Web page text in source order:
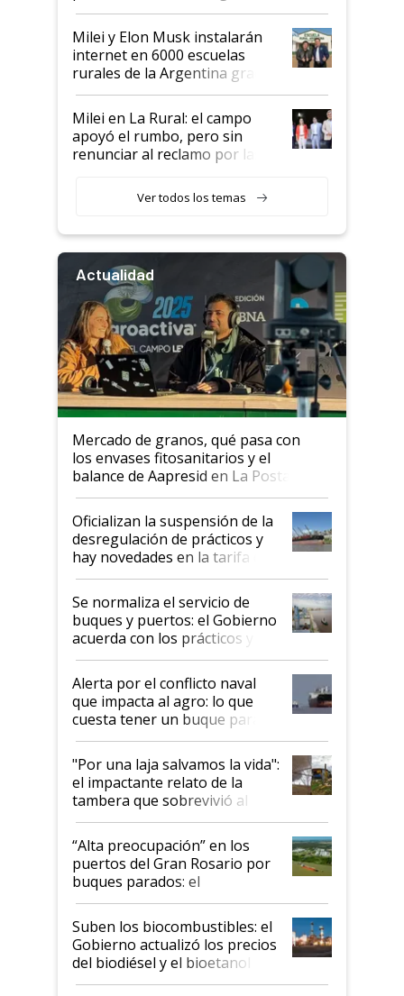
Milei y Elon Musk instalarán
internet en 6000 escuelas
rurales de la Argentina gracias
a un acuerdo con Starlink
Milei en La Rural: el campo
apoyó el rumbo, pero sin
renunciar al reclamo por las
Ver todos los temas
Actualidad
Mercado de granos, qué pasa con
los envases fitosanitarios y el
balance de Aapresid en La Posta
Oficializan la suspensión de la
desregulación de prácticos y
hay novedades en la tarifa de
la hidrovía
Se normaliza el servicio de
buques y puertos: el Gobierno
acuerda con los prácticos y
suspende el decreto de
desregulación
Alerta por el conflicto naval
que impacta al agro: lo que
cuesta tener un buque parado
y el peligro de que Argentina
pase a ser "país sucio"
"Por una laja salvamos la vida":
el impactante relato de la
tambera que sobrevivió al
tornado
“Alta preocupación” en los
puertos del Gran Rosario por
buques parados: el
funcionamiento de las
exportadoras en tensión tras
la medida de fuerza de los
prácticos
Suben los biocombustibles: el
Gobierno actualizó los precios
del biodiésel y el bioetanol